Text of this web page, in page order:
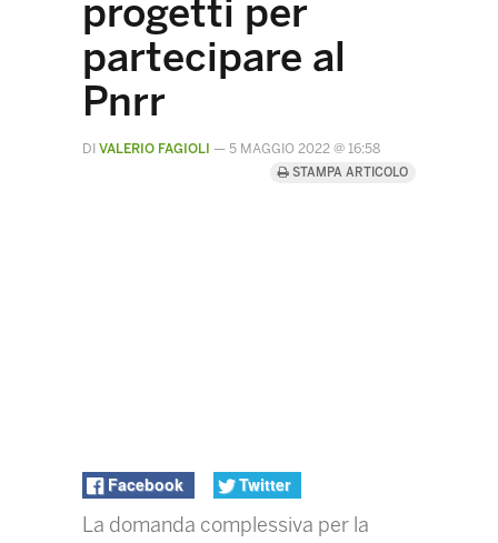
progetti per
partecipare al
Pnrr
DI VALERIO FAGIOLI — 5 MAGGIO 2022 @ 16:58
STAMPA ARTICOLO
Facebook Twitter
La domanda complessiva per la